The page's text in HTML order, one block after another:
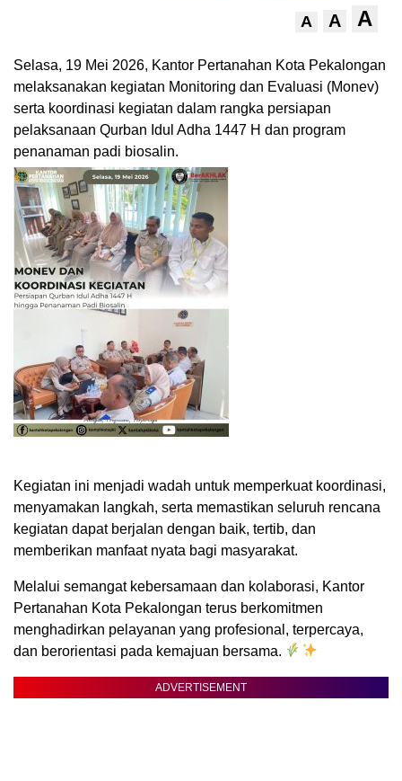
A A A
Selasa, 19 Mei 2026, Kantor Pertanahan Kota Pekalongan
melaksanakan kegiatan Monitoring dan Evaluasi (Monev)
serta koordinasi kegiatan dalam rangka persiapan
pelaksanaan Qurban Idul Adha 1447 H dan program
penanaman padi biosalin.
Kegiatan ini menjadi wadah untuk memperkuat koordinasi,
menyamakan langkah, serta memastikan seluruh rencana
kegiatan dapat berjalan dengan baik, tertib, dan
memberikan manfaat nyata bagi masyarakat.
Melalui semangat kebersamaan dan kolaborasi, Kantor
Pertanahan Kota Pekalongan terus berkomitmen
menghadirkan pelayanan yang profesional, terpercaya,
dan berorientasi pada kemajuan bersama.
ADVERTISEMENT